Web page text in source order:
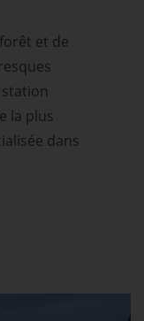
et de
la plus
dans